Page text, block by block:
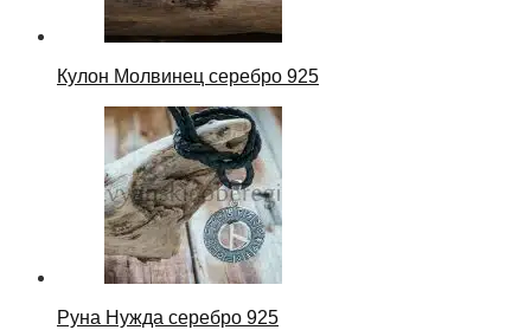
Кулон Молвинец серебро 925
Руна Нужда серебро 925